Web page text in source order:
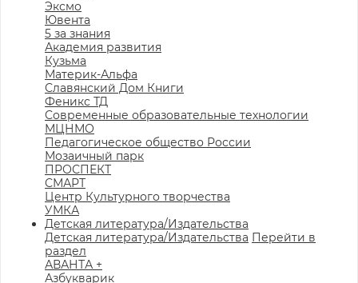
Эксмо
Ювента
5 за знания
Академия развития
Кузьма
Материк-Альфа
Славянский Дом Книги
Феникс ТД
Современные образовательные технологии
МЦНМО
Педагогическое общество России
Мозаичный парк
ПРОСПЕКТ
СМАРТ
Центр Культурного творчества
УМКА
Детская литература/Издательства
Детская литература/Издательства Перейти в
раздел
АВАНТА +
Азбукварик